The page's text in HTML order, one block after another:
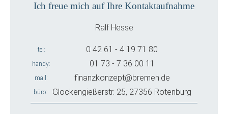
Ich freue mich auf Ihre Kontaktaufnahme
Ralf Hesse
tel 0 42 61 - 4 19 71 80
handy 01 73 - 7 36 00 11
mail finanzkonzept@bremen.de
büro: Glockengießerstr. 25, 27356 Rotenburg